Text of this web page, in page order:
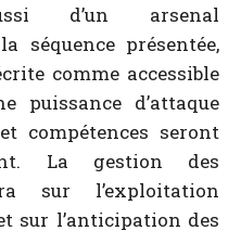
d’un arsenal
séquence présentée,
comme accessible
puissance d’attaque
compétences seront
La gestion des
sur l’exploitation
sur l’anticipation des